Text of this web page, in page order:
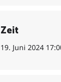
High-Tech
Zeit
19. Juni 2024